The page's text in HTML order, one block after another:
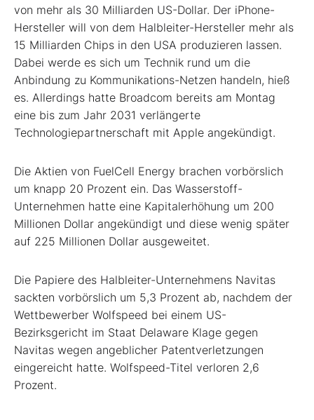
von mehr als 30 Milliarden US-Dollar. Der iPhone-
Hersteller will von dem Halbleiter-Hersteller mehr als
15 Milliarden Chips in den USA produzieren lassen.
Dabei werde es sich um Technik rund um die
Anbindung zu Kommunikations-Netzen handeln, hieß
es. Allerdings hatte Broadcom bereits am Montag
eine bis zum Jahr 2031 verlängerte
Technologiepartnerschaft mit Apple angekündigt.
Die Aktien von FuelCell Energy brachen vorbörslich
um knapp 20 Prozent ein. Das Wasserstoff-
Unternehmen hatte eine Kapitalerhöhung um 200
Millionen Dollar angekündigt und diese wenig später
auf 225 Millionen Dollar ausgeweitet.
Die Papiere des Halbleiter-Unternehmens Navitas
sackten vorbörslich um 5,3 Prozent ab, nachdem der
Wettbewerber Wolfspeed bei einem US-
Bezirksgericht im Staat Delaware Klage gegen
Navitas wegen angeblicher Patentverletzungen
eingereicht hatte. Wolfspeed-Titel verloren 2,6
Prozent.